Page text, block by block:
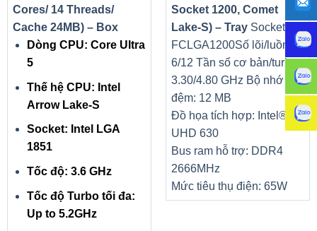
Cores/ 14 Threads/
Cache 24MB) – Box
Dòng CPU: Core Ultra
5
Thế hệ CPU: Intel
Arrow Lake-S
Socket: Intel LGA
1851
Tốc độ: 3.6 GHz
Tốc độ Turbo tối đa:
Up to 5.2GHz
Socket 1200, Comet
Lake-S) – Tray Socket:
FCLGA1200Số lõi/luồng:
6/12 Tần số cơ bản/turbo:
3.30/4.80 GHz Bộ nhớ
đệm: 12 MB
Đồ họa tích hợp: Intel®
UHD 630
Bus ram hỗ trợ: DDR4
2666MHz
Mức tiêu thụ điện: 65W